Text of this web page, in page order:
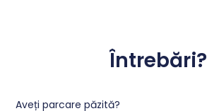
Întrebări?
Aveți parcare păzită?